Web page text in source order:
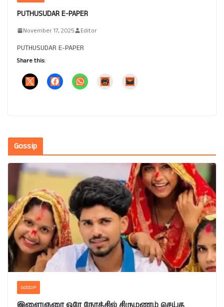
PUTHUSUDAR E-PAPER
November 17, 2025 Editor
PUTHUSUDAR E-PAPER
Share this:
Gossip
GOSSIP